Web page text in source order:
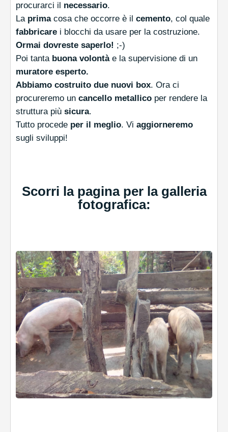
procurarci il necessario.
Laprimacosa che occorre è il cemento, col quale
fabbricare i blocchi da usare per la costruzione.
Ormai dovreste saperlo! ;-)
Poi tantabuona volontàe la supervisione di un
muratore esperto.
Abbiamo costruito due nuovi box. Ora ci
procureremo un cancello metallico per rendere la
struttura più sicura.
Tutto procede per il meglio. Vi aggiorneremo
sugli sviluppi!
Scorri la pagina per la galleria
fotografica: